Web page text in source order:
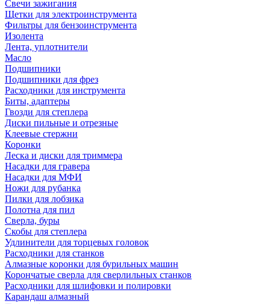
Свечи зажигания
Щетки для электроинструмента
Фильтры для бензоинструмента
Изолента
Лента, уплотнители
Масло
Подшипники
Подшипники для фрез
Расходники для инструмента
Биты, адаптеры
Гвозди для степлера
Диски пильные и отрезные
Клеевые стержни
Коронки
Леска и диски для триммера
Насадки для гравера
Насадки для МФИ
Ножи для рубанка
Пилки для лобзика
Полотна для пил
Сверла, буры
Скобы для степлера
Удлинители для торцевых головок
Расходники для станков
Алмазные коронки для бурильных машин
Корончатые сверла для сверлильных станков
Расходники для шлифовки и полировки
Карандаш алмазный